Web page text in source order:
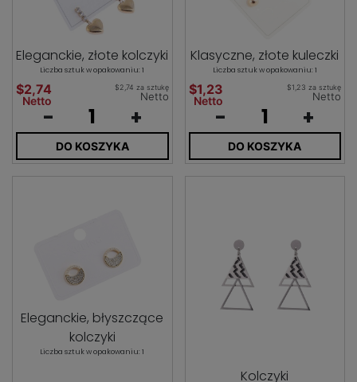
Eleganckie, złote kolczyki
Liczba sztuk w opakowaniu: 1
$2,74
Netto
$2,74 za sztukę
Netto
- +
DO KOSZYKA
Klasyczne, złote kuleczki
Liczba sztuk w opakowaniu: 1
$1,23
Netto
$1,23 za sztukę
Netto
- +
DO KOSZYKA
Eleganckie, błyszczące
kolczyki
Liczba sztuk w opakowaniu: 1
Kolczyki